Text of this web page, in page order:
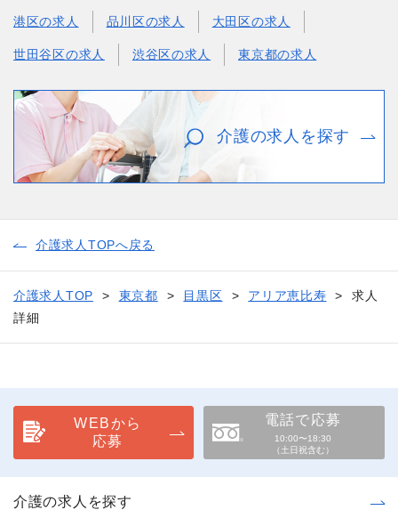
港区の求人 品川区の求人 大田区の求人
世田谷区の求人 渋谷区の求人 東京都の求人
介護の求人を探す
介護求人TOPへ戻る
介護求人TOP 東京都 目黒区 アリア恵比寿
求人
詳細
WEBから
応募
電話で応募
10:00〜18:30
（土日祝含む）
介護の求人を探す